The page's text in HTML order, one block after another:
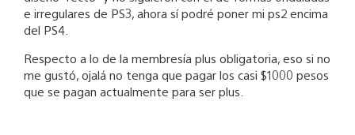
e irregulares de PS3, ahora sí podré poner mi ps2 encima
del PS4.
Respecto a lo de la membresía plus obligatoria, eso si no
me gustó, ojalá no tenga que pagar los casi $1000 pesos
que se pagan actualmente para ser plus.